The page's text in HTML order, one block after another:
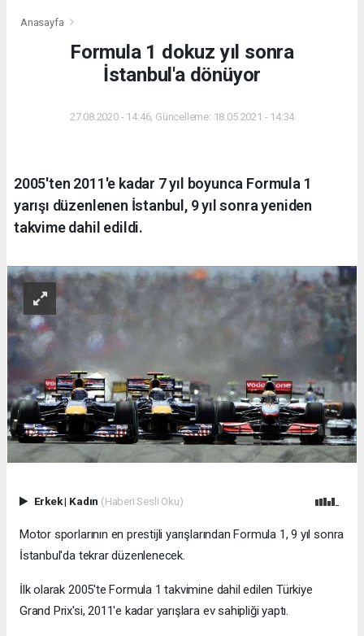
Anasayfa
Formula 1 dokuz yıl sonra
İstanbul'a dönüyor
27.08.2020 - 14:46, Güncelleme: 18.05.2021 - 14:34
2005'ten 2011'e kadar 7 yıl boyunca Formula 1
yarışı düzenlenen İstanbul, 9 yıl sonra yeniden
takvime dahil edildi.
Erkek| Kadın (Haberi Sesli Oku)
Motor sporlarının en prestijli yarışlarından Formula 1, 9 yıl sonra
İstanbul'da tekrar düzenlenecek.
İlk olarak 2005'te Formula 1 takvimine dahil edilen Türkiye
Grand Prix'si, 2011'e kadar yarışlara ev sahipliği yaptı.